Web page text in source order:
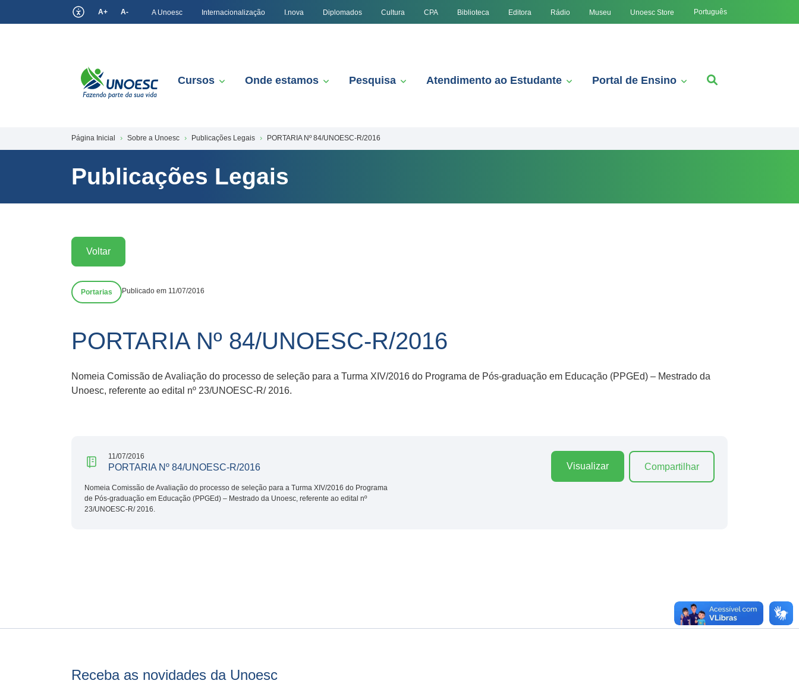
A+ A- A Unoesc Internacionalização I.nova Diplomados Cultura CPA Biblioteca Editora Rádio Museu Unoesc Store Português
Cursos Onde estamos Pesquisa Atendimento ao Estudante Portal de Ensino
Página Inicial Sobre a Unoesc Publicações Legais PORTARIA Nº 84/UNOESC-R/2016
Publicações Legais
Voltar
Portarias Publicado em 11/07/2016
PORTARIA Nº 84/UNOESC-R/2016
Nomeia Comissão de Avaliação do processo de seleção para a Turma XIV/2016 do Programa de Pós-graduação em Educação (PPGEd) – Mestrado da
Unoesc, referente ao edital nº 23/UNOESC-R/ 2016.
11/07/2016
PORTARIA Nº 84/UNOESC-R/2016
Nomeia Comissão de Avaliação do processo de seleção para a Turma XIV/2016 do Programa
de Pós-graduação em Educação (PPGEd) – Mestrado da Unoesc, referente ao edital nº
23/UNOESC-R/ 2016.
Visualizar Compartilhar
Receba as novidades da Unoesc